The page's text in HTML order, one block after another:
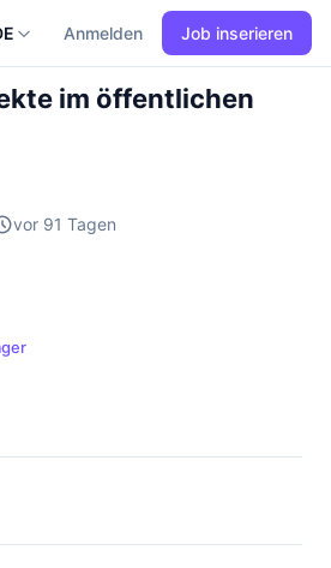
Anmelden Job inserieren
im öffentlichen
vor 91 Tagen